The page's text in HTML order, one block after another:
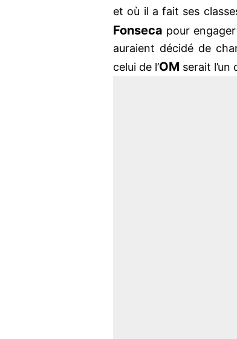
et où il a fait ses
Fonseca pour engager
auraient décidé de
celui de l’OM serait l’un